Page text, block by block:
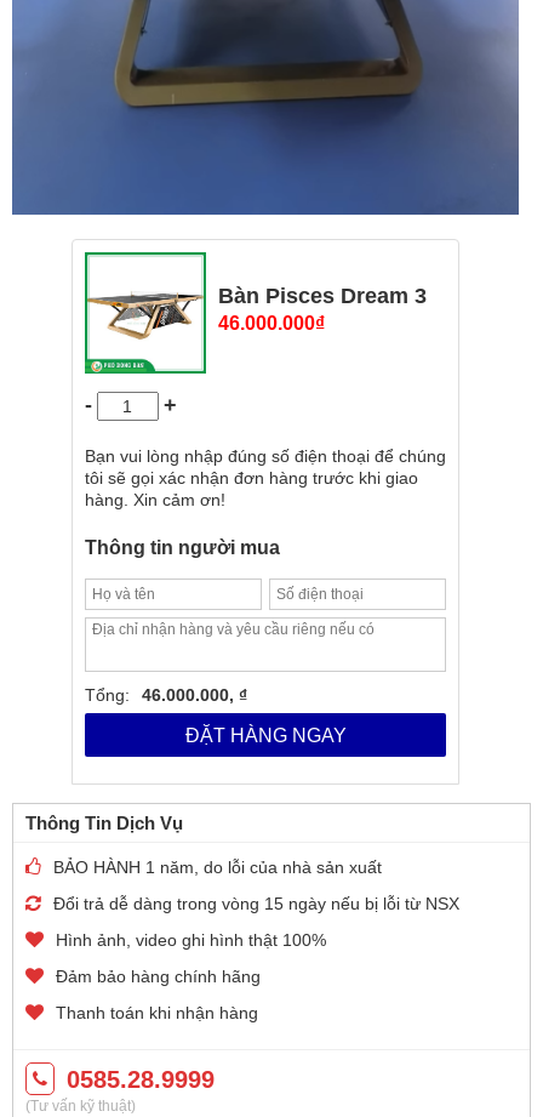
Bàn Pisces Dream 3
46.000.000₫
- +
Bạn vui lòng nhập đúng số điện thoại để chúng
tôi sẽ gọi xác nhận đơn hàng trước khi giao
hàng. Xin cảm ơn!
Thông tin người mua
Tổng: 46.000.000, ₫
ĐẶT HÀNG NGAY
Thông Tin Dịch Vụ
BẢO HÀNH 1 năm, do lỗi của nhà sản xuất
Đổi trả dễ dàng trong vòng 15 ngày nếu bị lỗi từ NSX
Hình ảnh, video ghi hình thật 100%
Đảm bảo hàng chính hãng
Thanh toán khi nhận hàng
0585.28.9999
(Tư vấn kỹ thuật)